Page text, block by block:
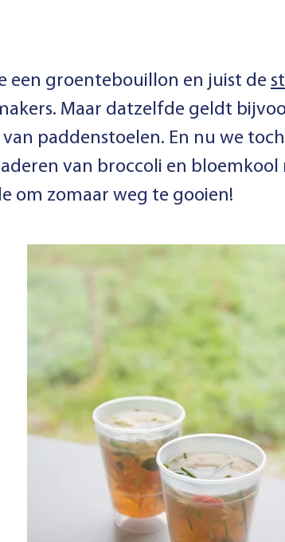
een groentebouillon en juist de
Maar datzelfde geldt
paddenstoelen. En nu we
van broccoli en bloemkool
om zomaar weg te gooien!